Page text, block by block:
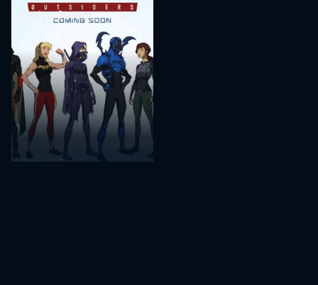
Justiça Jovem